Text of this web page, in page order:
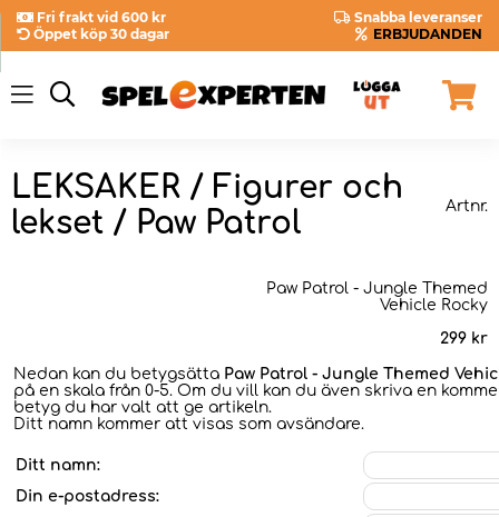
Fri frakt vid 600 kr
Snabba leveranser
Öppet köp 30 dagar
ERBJUDANDEN
LEKSAKER / Figurer och
lekset / Paw Patrol
Artnr.
Paw Patrol - Jungle Themed
Vehicle Rocky
299 kr
Nedan kan du betygsätta Paw Patrol - Jungle Themed
på en skala från 0-5. Om du vill kan du även skriva en
betyg du har valt att ge artikeln.
Ditt namn kommer att visas som avsändare.
Ditt namn:
Din e-postadress: